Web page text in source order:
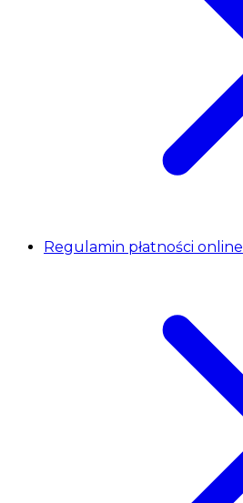
Regulamin płatności online